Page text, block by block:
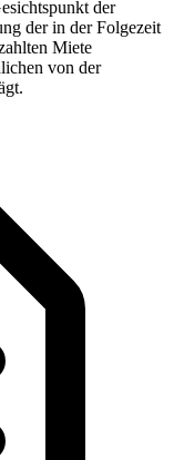
der
der in der Folgezeit
Miete
von der